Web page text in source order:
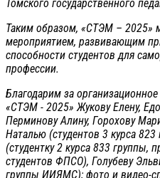
Томского государственного
Таким образом, «СТЭМ – 2025»
мероприятием, развивающим
способности студентов для
профессии.
Благодарим за
«СТЭМ - 2025» Жукову Елену,
Перминову Алину, Горохову
Наталью (студентов 3 курса
(студентку 2 курса 833 группы,
студентов ФПСО), Голубеву
группы ИИЯМС); фото и видео-